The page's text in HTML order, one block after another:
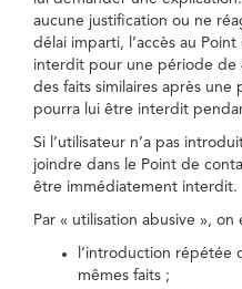
aucune justification ou ne
délai imparti, l’accès au
interdit pour une période de
des faits similaires après une
pourra lui être interdit
Si l’utilisateur n’a pas
joindre dans le Point de
être immédiatement interdit.
Par « utilisation abusive »,
l’introduction répétée
mêmes faits ;